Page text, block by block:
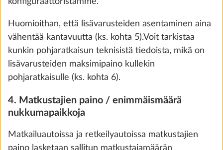
We use cookies to enable you to make the best
possible use of our website and to improve our
communication with you. We take your
preferences into account and process data for
consent by clicking on "Accept all". You can
Lisää
Huomioithan, että lisävarusteiden asentaminen aina
vähentää kantavuutta (ks. kohta 5).Voit tarkistaa
kunkin pohjaratkaisun teknisistä tiedoista, mikä on
lisävarusteiden maksimipaino kullekin
pohjaratkaisulle (ks. kohta 6).
4. Matkustajien paino / enimmäismäärä
nukkumapaikkoja
Matkailuautoissa ja retkeilyautoissa matkustajien
paino lasketaan sallitun matkustajamäärän